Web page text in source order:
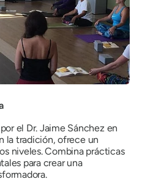
el Dr. Jaime Sánchez en
la tradición, ofrece un
niveles. Combina prácticas
para crear una